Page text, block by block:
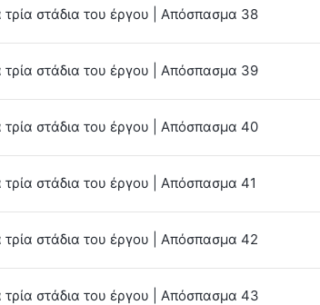
στάδια του έργου | Απόσπασμα 38
στάδια του έργου | Απόσπασμα 39
στάδια του έργου | Απόσπασμα 40
στάδια του έργου | Απόσπασμα 41
στάδια του έργου | Απόσπασμα 42
στάδια του έργου | Απόσπασμα 43